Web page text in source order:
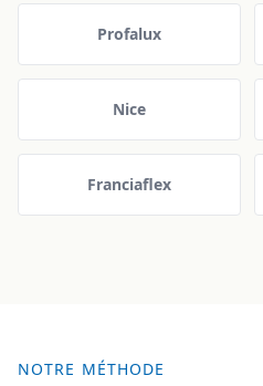
Profalux
Nice
Franciaflex
NOTRE MÉTHODE